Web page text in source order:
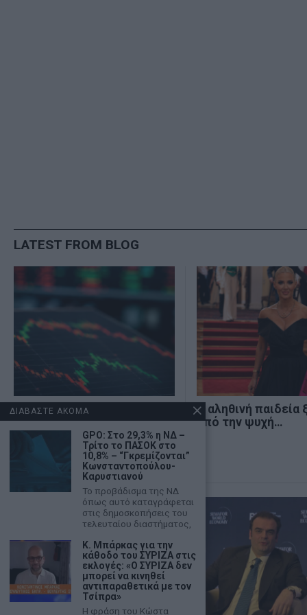
LATEST FROM BLOG
Χρηματιστήριο: Δεύτερη
ημέρα πτώσης με τζίρο
€320 εκατ.
Η αληθινή παιδεία
από την ψυχή…
ΔΙΑΒΑΣΤΕ ΑΚΟΜΑ
GPO: Στο 29,3% η ΝΔ –
Τρίτο το ΠΑΣΟΚ στο
10,8% – “Γκρεμίζονται”
Κωνσταντοπούλου-
Καρυστιανού
Το προβάδισμα της ΝΔ
όπως αυτό καταγράφεται
στις δημοσκοπήσεις του
τελευταίου διαστήματος,
Κ. Μπάρκας για την
κάθοδο του ΣΥΡΙΖΑ στις
εκλογές: «Ο ΣΥΡΙΖΑ δεν
μπορεί να κινηθεί
αντιπαραθετικά με τον
Τσίπρα»
Η φράση του Κώστα